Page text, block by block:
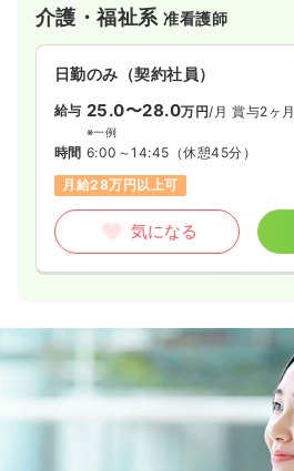
介護・福祉系准看護師
日勤のみ（契約社員）
給与 25.0〜28.0万円/月 賞与2ヶ月
※一例
時間 6:00～14:45 （休憩45分）
月給28万円以上可
気になる